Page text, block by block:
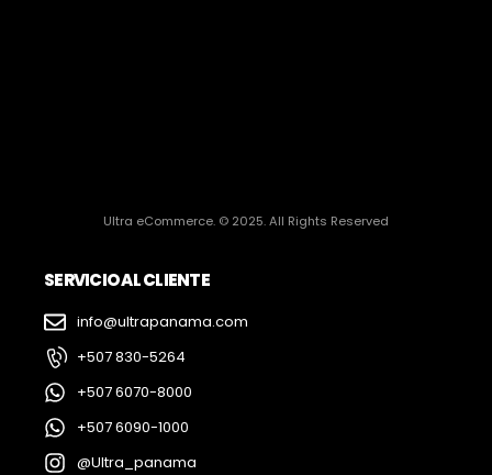
Ultra eCommerce. © 2025. All Rights Reserved
SERVICIO AL CLIENTE
info@ultrapanama.com
+507 830-5264
+507 6070-8000
+507 6090-1000
@Ultra_panama